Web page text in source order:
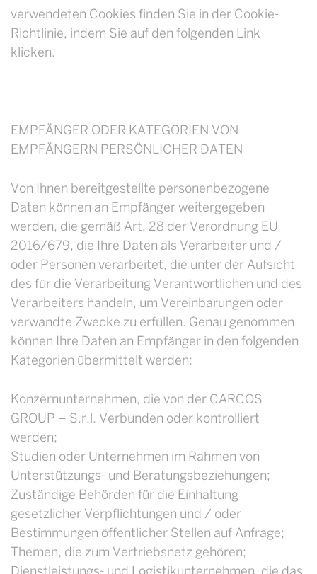
verwendeten Cookies finden Sie in der Cookie-
Richtlinie, indem Sie auf den folgenden Link
klicken.
EMPFÄNGER ODER KATEGORIEN VON
EMPFÄNGERN PERSÖNLICHER DATEN
Von Ihnen bereitgestellte personenbezogene
Daten können an Empfänger weitergegeben
werden, die gemäß Art. 28 der Verordnung EU
2016/679, die Ihre Daten als Verarbeiter und /
oder Personen verarbeitet, die unter der Aufsicht
des für die Verarbeitung Verantwortlichen und des
Verarbeiters handeln, um Vereinbarungen oder
verwandte Zwecke zu erfüllen. Genau genommen
können Ihre Daten an Empfänger in den folgenden
Kategorien übermittelt werden:
Konzernunternehmen, die von der CARCOS
GROUP – S.r.l. Verbunden oder kontrolliert
werden;
Studien oder Unternehmen im Rahmen von
Unterstützungs- und Beratungsbeziehungen;
Zuständige Behörden für die Einhaltung
gesetzlicher Verpflichtungen und / oder
Bestimmungen öffentlicher Stellen auf Anfrage;
Themen, die zum Vertriebsnetz gehören;